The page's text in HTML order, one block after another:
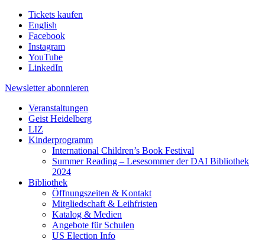
Tickets kaufen
English
Facebook
Instagram
YouTube
LinkedIn
Newsletter abonnieren
Veranstaltungen
Geist Heidelberg
LIZ
Kinderprogramm
International Children’s Book Festival
Summer Reading – Lesesommer der DAI Bibliothek
2024
Bibliothek
Öffnungszeiten & Kontakt
Mitgliedschaft & Leihfristen
Katalog & Medien
Angebote für Schulen
US Election Info